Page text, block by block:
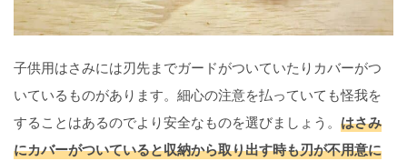
子供用はさみには刃先までガードがついていたりカバーがつ
いているものがあります。細心の注意を払っていても怪我を
することはあるのでより安全なものを選びましょう。 はさみ
にカバーがついていると収納から取り出す時も刃が不用意に